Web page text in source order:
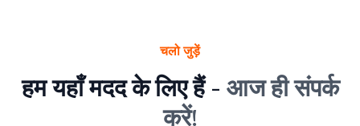
चलो जुड़ें
हम यहाँ मदद के लिए हैं - आज ही संपर्क
करें!